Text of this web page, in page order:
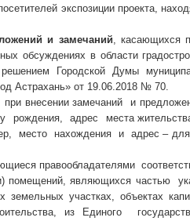
экспозиции проекта,
и замечаний, касающихся
обсуждениях в области
Городской Думы
Астрахань» от 19.06.2018 № 70.
при внесении замечаний и
рождения, адрес места
место нахождения и адрес –
правообладателями
помещений, являющихся частью
земельных участках, объектах
из Единого